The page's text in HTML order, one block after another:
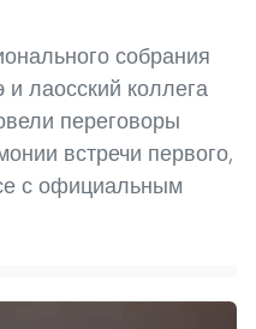
собрания
лаосский коллега
переговоры
встречи первого,
с официальным